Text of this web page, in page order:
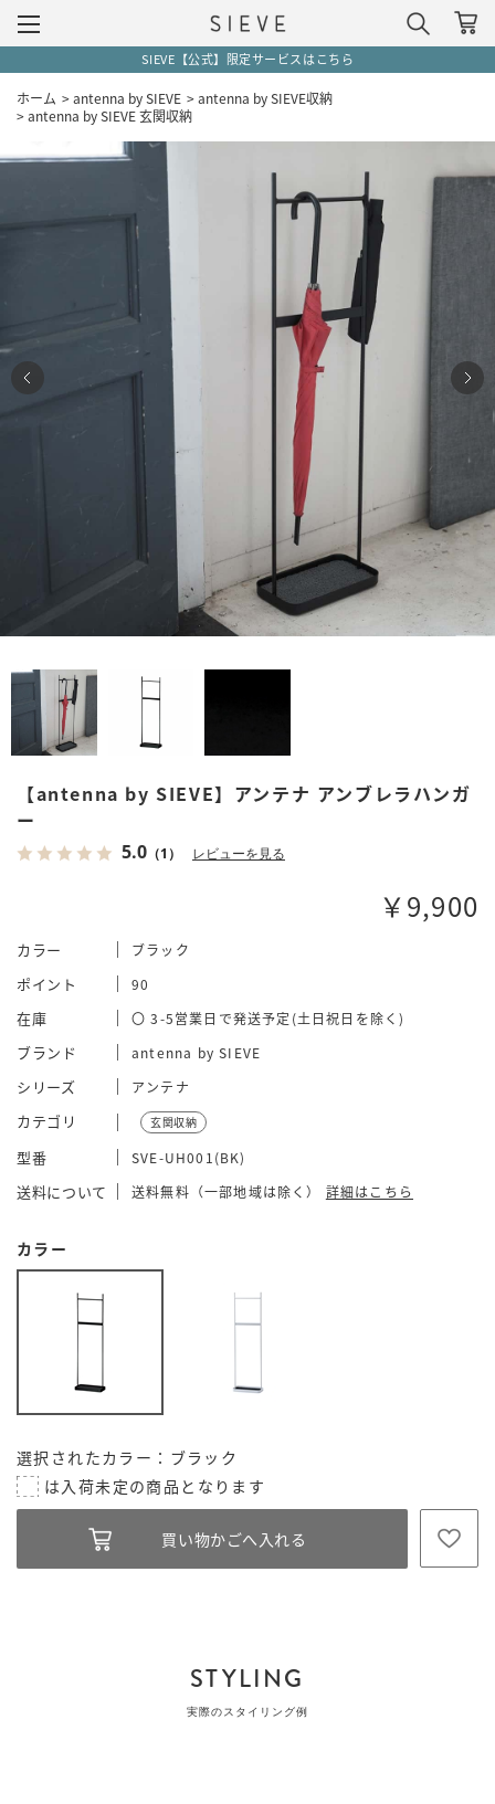
SIEVE【公式】限定サービスはこちら
ホーム >antenna by SIEVE >antenna by SIEVE収納
>antenna by SIEVE 玄関収納
【antenna by SIEVE】アンテナ アンブレラハンガ
ー
5.0 （1） レビューを見る
￥9,900
カラー ブラック
ポイント 90
在庫 〇 3-5営業日で発送予定(土日祝日を除く)
ブランド antenna by SIEVE
シリーズ アンテナ
カテゴリ 玄関収納
型番 SVE-UH001(BK)
送料について 送料無料（一部地域は除く） 詳細はこちら
カラー
選択されたカラー：ブラック
STYLING
実際のスタイリング例